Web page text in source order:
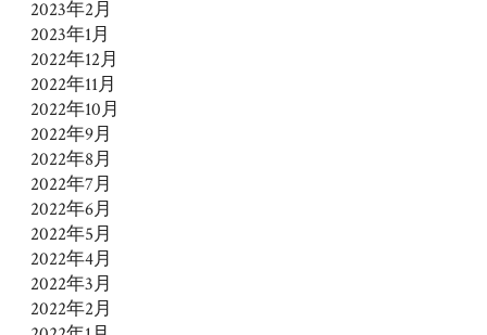
2023年2月
2023年1月
2022年12月
2022年11月
2022年10月
2022年9月
2022年8月
2022年7月
2022年6月
2022年5月
2022年4月
2022年3月
2022年2月